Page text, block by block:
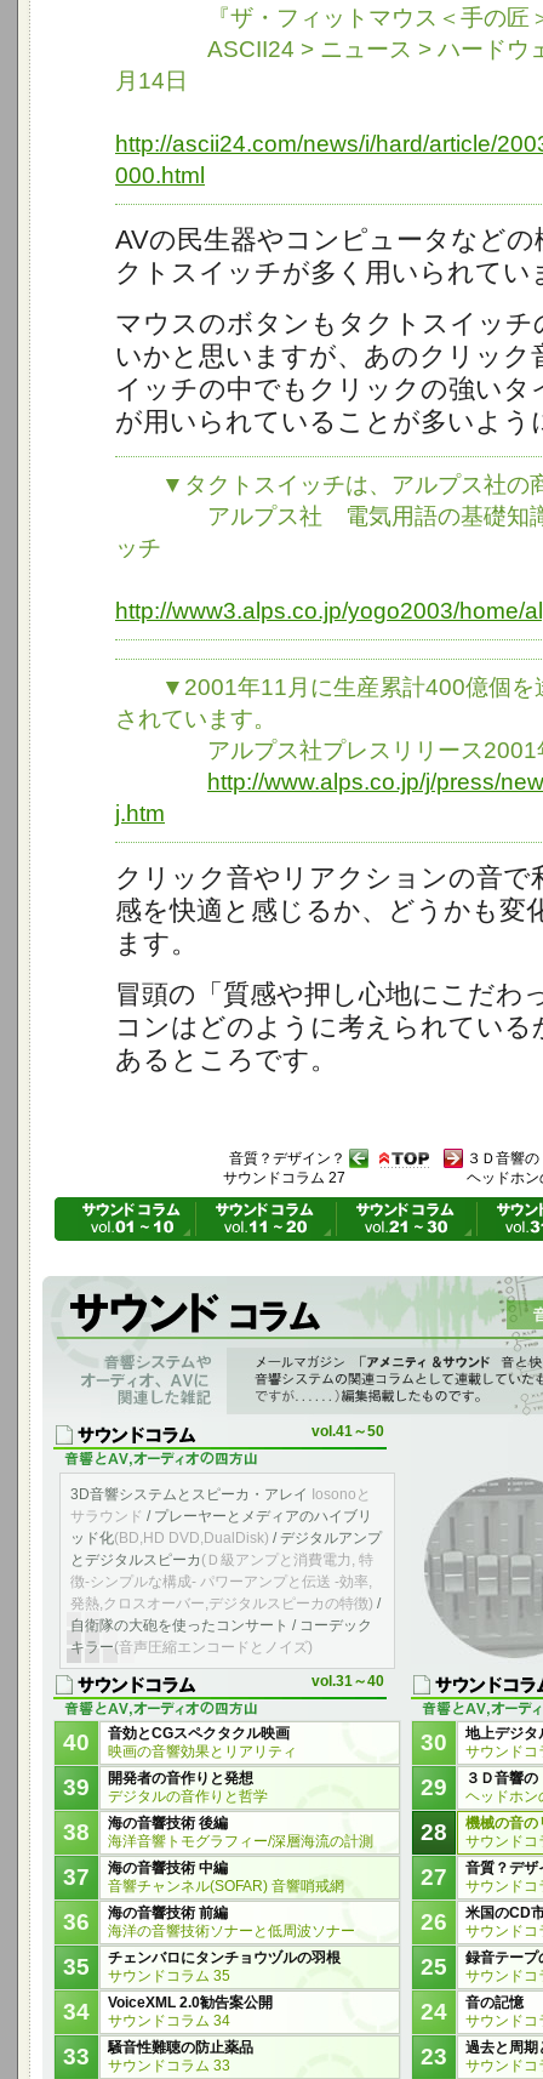
『ザ・フィットマウス＜手の匠＞
ASCII24 > ニュース > ハードウェ
月14日
http://ascii24.com/news/i/hard/article/
000.html
AVの民生器やコンピュータなどの
クトスイッチが多く用いられてい
マウスのボタンもタクトスイッチ
いかと思いますが、あのクリック
イッチの中でもクリックの強いタ
が用いられていることが多いよう
▼タクトスイッチは、アルプス社の
アルプス社 電気用語の基礎知識
ッチ
http://www3.alps.co.jp/yogo2003/home/
▼2001年11月に生産累計400億個を
されています。
アルプス社プレスリリース2001
http://www.alps.co.jp/j/press/
j.htm
クリック音やリアクションの音で
感を快適と感じるか、どうかも変
ます。
冒頭の「質感や押し心地にこだわ
コンはどのように考えられている
あるところです。
音質？デザイン？
サウンドコラム 27
３Ｄ音響
ヘッドホ
音響システムやオーディオ、AVに関連した雑記
「アメニティ＆サウンド音と快適の空間へ」 vol.12～vol.64に 音響システ
ものを編集掲載したものです。
vol.41～50
3D音響システムとスピーカ・アレイ Iosonoと
サラウンド / プレーヤーとメディアのハイブリ
ッド化(BD,HD DVD,DualDisk) / デジタルアンプ
とデジタルスピーカ (Ｄ級アンプと消費電力, 特
徴-シンプルな構成- パワーアンプと伝送 -効率,
発熱,クロスオーバー,デジタルスピーカの特徴) /
自衛隊の大砲を使ったコンサート / コーデック
キラー(音声圧縮エンコードとノイズ)
vol.31～40
40
音効とCGスペクタクル映画
映画の音響効果とリアリティ
39
開発者の音作りと発想
デジタルの音作りと哲学
38
海の音響技術 後編
海洋音響トモグラフィー/深層海流の計測
37
海の音響技術 中編
音響チャンネル(SOFAR) 音響哨戒網
36
海の音響技術 前編
海洋の音響技術ソナーと低周波ソナー
35
チェンバロにタンチョウヅルの羽根
サウンドコラム 35
34
VoiceXML 2.0勧告案公開
サウンドコラム 34
33
騒音性難聴の防止薬品
サウンドコラム 33
30
地上デジタ
サウンドコ
29
３Ｄ音響
ヘッドホン
28
機械の音の
サウンドコ
27
音質？デザ
サウンドコ
26
米国のCD
サウンドコ
25
録音テープ
サウンドコ
24
音の記憶
サウンドコ
23
過去と周期
サウンドコ